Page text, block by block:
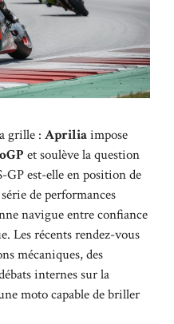
grille : Apriliaimpose
et soulève la question
est-elle en position de
de performances
navigue entre confiance
Les récents rendez-vous
mécaniques, des
internes sur la
moto capable de briller